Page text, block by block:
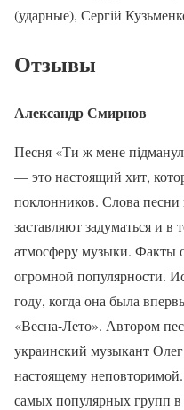
(ударные), Сергій
Отзывы
Александр Смирнов
Песня «Ти ж мене
— это настоящий хит,
поклонников. Слова
заставляют задуматься и в
атмосферу музыки. Факты
огромной популярности.
году, когда она была
«Весна-Лето». Автором
украинский музыкант
настоящему
самых популярных групп